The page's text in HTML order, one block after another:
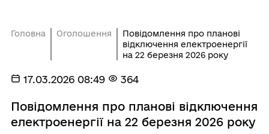
Головна Оголошення
Повідомлення про планові
відключення електроенергії
на 22 березня 2026 року
17.03.2026 08:49 364
Повідомлення про планові відключення
електроенергії на 22 березня 2026 року